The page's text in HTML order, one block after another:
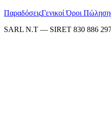
ΠαραδόσειςΓενικοί Όροι
SARL N.T — SIRET 830 886